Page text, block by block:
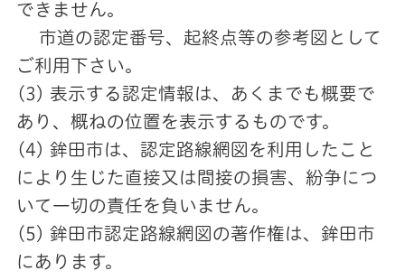
できません。
市道の認定番号、起終点等の参考図として
ご利用下さい。
(3) 表示する認定情報は、あくまでも概要で
あり、概ねの位置を表示するものです。
(4) 鉾田市は、認定路線網図を利用したこと
により生じた直接又は間接の損害、紛争につ
いて一切の責任を負いません。
(5) 鉾田市認定路線網図の著作権は、鉾田市
にあります。